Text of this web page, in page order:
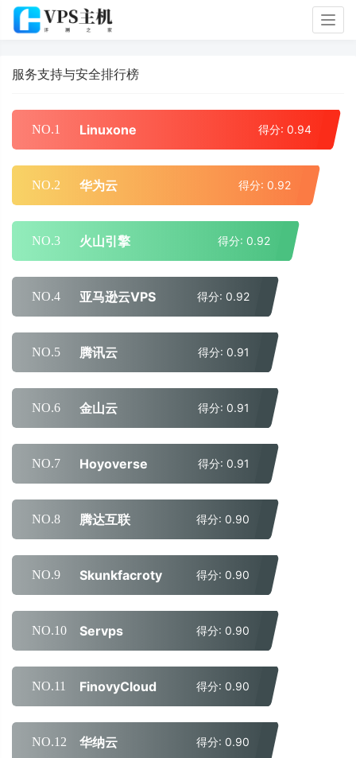
服务支持与安全排行榜
NO.1 Linuxone 得分: 0.94
NO.2 华为云 得分: 0.92
NO.3 火山引擎 得分: 0.92
NO.4 亚马逊云VPS 得分: 0.92
NO.5 腾讯云 得分: 0.91
NO.6 金山云 得分: 0.91
NO.7 Hoyoverse 得分: 0.91
NO.8 腾达互联 得分: 0.90
NO.9 Skunkfacroty 得分: 0.90
NO.10 Servps 得分: 0.90
NO.11 FinovyCloud 得分: 0.90
NO.12 华纳云 得分: 0.90